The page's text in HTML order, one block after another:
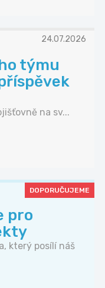
24.07.2026
týmu
na sv...
DOPORUČUJEME
pro
který posílí náš